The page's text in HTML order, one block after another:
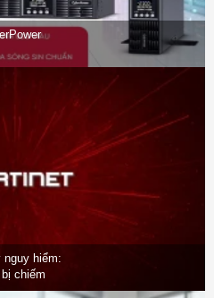
nguy hiểm:
chiếm